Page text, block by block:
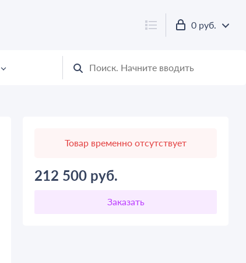
0 руб.
Товар временно отсутствует
212 500 руб.